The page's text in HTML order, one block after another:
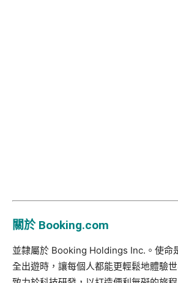
關於Booking.com
並隸屬於 Booking Holdings Inc.。使命
全出遊時，讓每個人都能更輕鬆地體驗